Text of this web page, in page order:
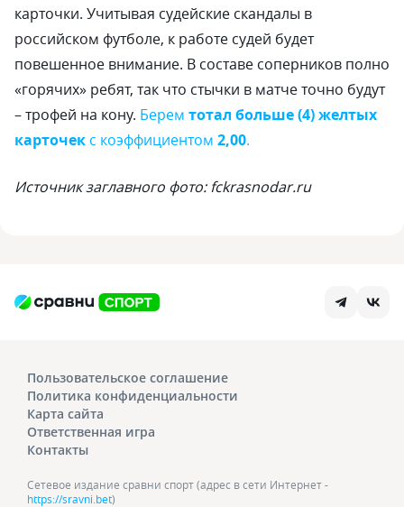
карточки. Учитывая судейские скандалы в
российском футболе, к работе судей будет
повешенное внимание. В составе соперников полно
«горячих» ребят, так что стычки в матче точно будут
– трофей на кону. Берем тотал больше (4) желтых
карточек с коэффициентом 2,00.
Источник заглавного фото: fckrasnodar.ru
Пользовательское соглашение
Политика конфиденциальности
Карта сайта
Ответственная игра
Контакты
Сетевое издание сравни спорт (адрес в сети Интернет -
https://sravni.bet)